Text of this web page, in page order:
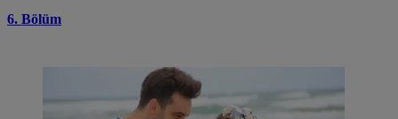
6. Bölüm